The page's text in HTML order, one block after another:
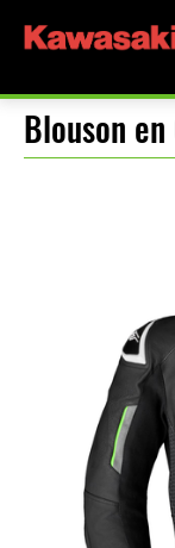
Blouson